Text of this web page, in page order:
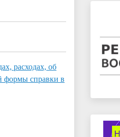
расходах, об
формы справки в